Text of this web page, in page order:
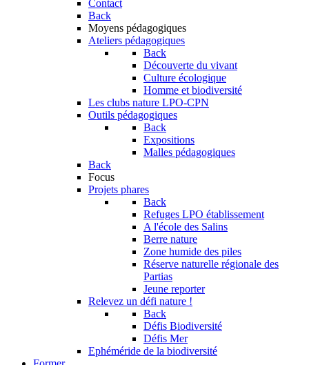
Contact
Back
Moyens pédagogiques
Ateliers pédagogiques
Back
Découverte du vivant
Culture écologique
Homme et biodiversité
Les clubs nature LPO-CPN
Outils pédagogiques
Back
Expositions
Malles pédagogiques
Back
Focus
Projets phares
Back
Refuges LPO établissement
A l'école des Salins
Berre nature
Zone humide des piles
Réserve naturelle régionale des
Partias
Jeune reporter
Relevez un défi nature !
Back
Défis Biodiversité
Défis Mer
Ephéméride de la biodiversité